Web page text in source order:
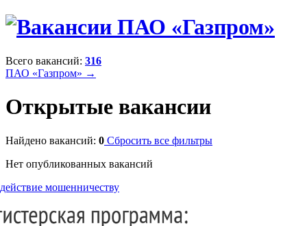
Всего вакансий: 316
ПАО «Газпром» →
Открытые вакансии
Найдено вакансий: 0 Сбросить все фильтры
Нет опубликованных вакансий
мошенничеству